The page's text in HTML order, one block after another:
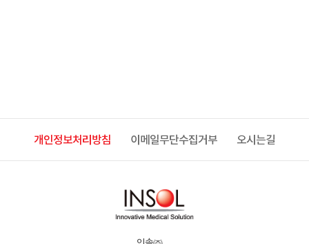
개인정보처리방침 이메일무단수집거부 오시는길